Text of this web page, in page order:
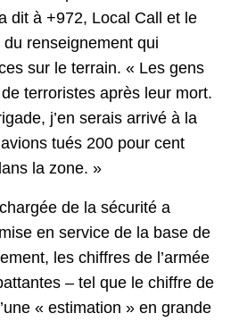
dit à +972, Local Call et le
renseignement qui
sur le terrain. « Les gens
terroristes après leur mort.
j’en serais arrivé à la
tués 200 pour cent
la zone. »
de la sécurité a
en service de la base de
les chiffres de l’armée
– tel que le chiffre de
« estimation » en grande